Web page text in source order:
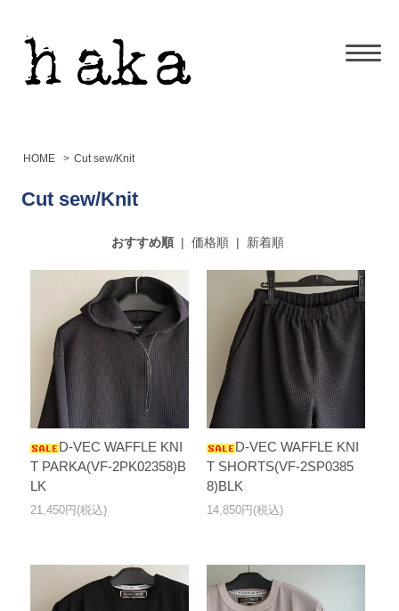
HOME > Cut sew/Knit
Cut sew/Knit
おすすめ順| 価格順| 新着順
D-VEC WAFFLE KNI
T PARKA(VF-2PK02358)B
LK
21,450円(税込)
D-VEC WAFFLE KNI
T SHORTS(VF-2SP0385
8)BLK
14,850円(税込)